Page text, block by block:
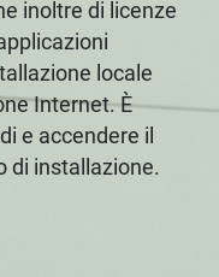
inoltre di licenze
locale
Internet. È
e accendere il
di installazione.